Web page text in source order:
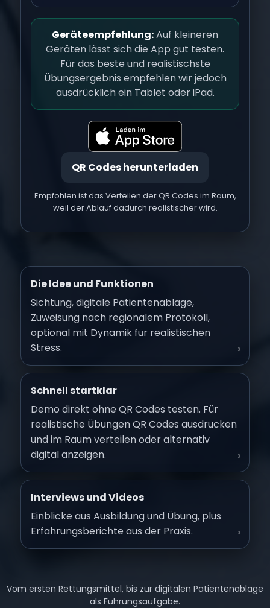
Geräteempfehlung:Auf kleineren
Geräten lässt sich die App gut testen.
Für das beste und realistischste
Übungsergebnis empfehlen wir jedoch
ausdrücklich ein Tablet oder iPad.
QR Codes herunterladen
Empfohlen ist das Verteilen der QR Codes im Raum,
weil der Ablauf dadurch realistischer wird.
Die Idee und Funktionen
Sichtung, digitale Patientenablage,
Zuweisung nach regionalem Protokoll,
optional mit Dynamik für realistischen
Stress.
›
Schnell startklar
Demo direkt ohne QR Codes testen. Für
realistische Übungen QR Codes ausdrucken
und im Raum verteilen oder alternativ
digital anzeigen.
›
Interviews und Videos
Einblicke aus Ausbildung und Übung, plus
Erfahrungsberichte aus der Praxis.
›
Vom ersten Rettungsmittel, bis zur digitalen Patientenablage
als Führungsaufgabe.